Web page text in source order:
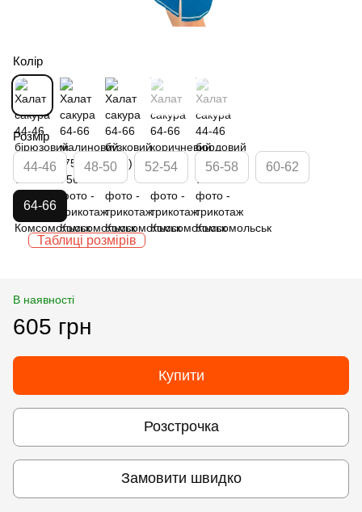
Колір
Розмір
44-46 48-50 52-54 56-58 60-62
64-66
Таблиці розмірів
В наявності
605 грн
Купити
Розстрочка
Замовити швидко